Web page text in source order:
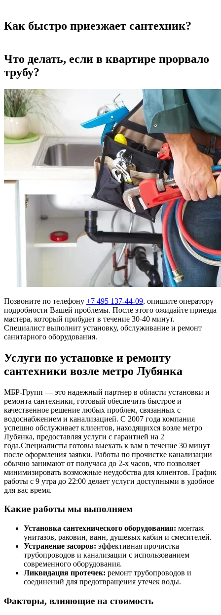
Как быстро приезжает сантехник?
Что делать, если в квартире прорвало
трубу?
Позвоните по телефону +7 495 137-44-09, опишите оператору
подробности Вашей проблемы. После этого ожидайте приезда
мастера, который прибудет в течение 30-40 минут.
Специалист выполнит установку, обслуживание и ремонт
санитарного оборудования.
Услуги по установке и ремонту
сантехники возле метро Лубянка
МБР-Групп — это надежный партнер в области установки и
ремонта сантехники, готовый обеспечить быстрое и
качественное решение любых проблем, связанных с
водоснабжением и канализацией. С 2007 года компания
успешно обслуживает клиентов, находящихся возле метро
Лубянка, предоставляя услуги с гарантией на 2
года.Специалисты готовы выехать к вам в течение 30 минут
после оформления заявки. Работы по прочистке канализации
обычно занимают от получаса до 2-х часов, что позволяет
минимизировать возможные неудобства для клиентов. График
работы с 9 утра до 22:00 делает услуги доступными в удобное
для вас время.
Какие работы мы выполняем
Установка сантехнического оборудования: монтаж
унитазов, раковин, ванн, душевых кабин и смесителей.
Устранение засоров: эффективная прочистка
трубопроводов и канализации с использованием
современного оборудования.
Ликвидация протечек: ремонт трубопроводов и
соединений для предотвращения утечек воды.
Факторы, влияющие на стоимость